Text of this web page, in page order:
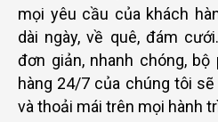
mọi yêu cầu của khách
dài ngày, về quê, đám
đơn giản, nhanh chóng,
hàng 24/7 của chúng tôi
và thoải mái trên mọi hành